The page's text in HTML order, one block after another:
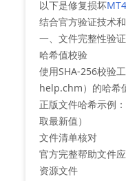
以下是修复损坏
结合官方验证技术
一、文件完整性验证
‌哈希值校验‌
使用SHA-256校验
help.chm）的哈希
正版文件哈希示例
取最新值）
‌文件清单核对‌
官方完整帮助文件
资源文件